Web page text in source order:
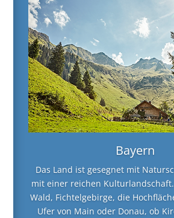
Bayern
Das Land ist gesegnet mit
mit einer reichen
Wald, Fichtelgebirge, die
Ufer von Main oder Donau, ob